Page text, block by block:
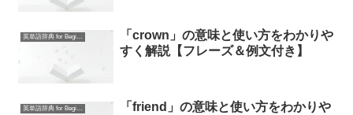
英単語辞典 for Beginners
「crown」の意味と使い方をわかりや
すく解説【フレーズ＆例文付き】
英単語辞典 for Beginners
「friend」の意味と使い方をわかりや